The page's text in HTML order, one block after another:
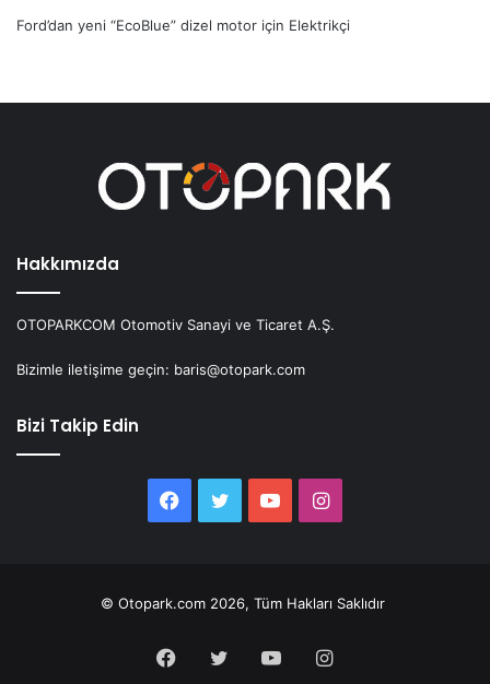
Ford’dan yeni “EcoBlue” dizel motor için Elektrikçi
Hakkımızda
OTOPARKCOM Otomotiv Sanayi ve Ticaret A.Ş.
Bizimle iletişime geçin: baris@otopark.com
Bizi Takip Edin
Facebook
Twitter YouTubeInstagram
© Otopark.com 2026, Tüm Hakları Saklıdır
Facebook
Twitter YouTubeInstagram